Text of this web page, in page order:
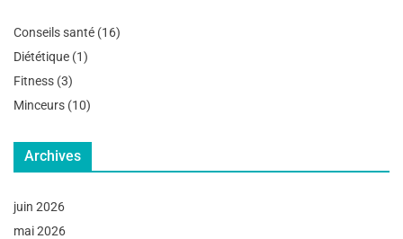
Conseils santé (16)
Diététique (1)
Fitness (3)
Minceurs (10)
Archives
juin 2026
mai 2026